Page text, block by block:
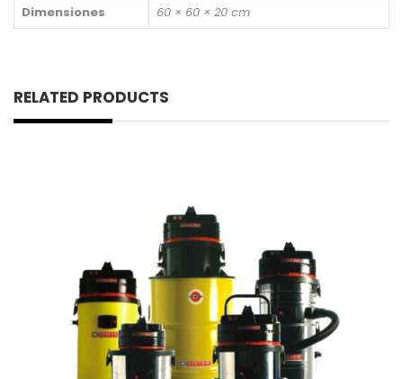
Dimensiones
60 × 60 × 20 cm
RELATED PRODUCTS